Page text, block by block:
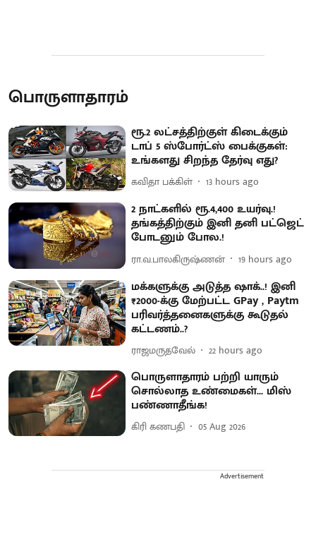
பொருளாதாரம்
ரூ.2 லட்சத்திற்குள் கிடைக்கும்
டாப் 5 ஸ்போர்ட்ஸ் பைக்குகள்:
உங்களது சிறந்த தேர்வு எது?
கவிதா பக்கிள் 13 hours ago
2 நாட்களில் ரூ.4,400 உயர்வு.!
தங்கத்திற்கும் இனி தனி பட்ஜெட்
போடனும் போல.!
ரா.வ.பாலகிருஷ்ணன் 19 hours ago
மக்களுக்கு அடுத்த ஷாக்..! இனி
₹2000-க்கு மேற்பட்ட GPay , Paytm
பரிவர்த்தனைகளுக்கு கூடுதல்
கட்டணம்..?
ராஜமருதவேல் 22 hours ago
பொருளாதாரம் பற்றி யாரும்
சொல்லாத உண்மைகள்... மிஸ்
பண்ணாதீங்க!
கிரி கணபதி 05 Aug 2026
Advertisement